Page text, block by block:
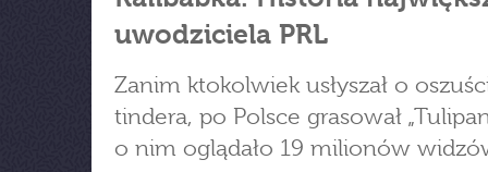
uwodziciela PRL
Zanim ktokolwiek usłyszał o
tindera, po Polsce grasował
o nim oglądało 19 milionów